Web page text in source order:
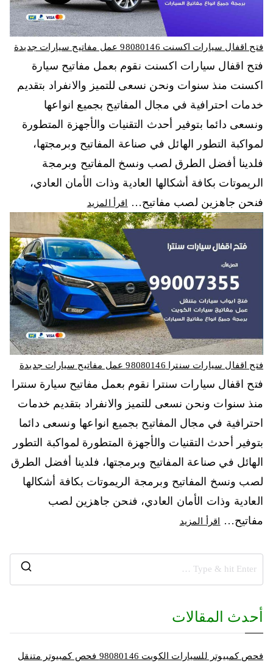
فتح اقفال سيارات اكسنت 98080146‬ عمل مفاتيح سيارات جديدة
فتح اقفال سيارات اكسنت نقوم بعمل مفاتيح سيارة
اكسنت منذ سنوات ونحن نسعى للتميز والانفراد بتقديم
خدمات احترافية في مجال المفاتيح بجميع انواعها
ونسعى دائما بتوفير أحدث التقنيات والأجهزة المتطورة
لمواكبة التطور الهائل في صناعة المفاتيح وبرمجتها،
فلدينا أفضل الطرق لصب ونسخ المفاتيح وبرمجة
الريموتات بكافة أشكالها العادية وذات الأمان العادي،
فنحن جاهزين لصب مفاتيح…
اقرأ المزيد
فتح اقفال سيارات سنترا 98080146‬ عمل مفاتيح سيارات جديدة
فتح اقفال سيارات سنترا نقوم بعمل مفاتيح سيارة سنترا
منذ سنوات ونحن نسعى للتميز والانفراد بتقديم خدمات
احترافية في مجال المفاتيح بجميع انواعها ونسعى دائما
بتوفير أحدث التقنيات والأجهزة المتطورة لمواكبة التطور
الهائل في صناعة المفاتيح وبرمجتها، فلدينا أفضل الطرق
لصب ونسخ المفاتيح وبرمجة الريموتات بكافة أشكالها
العادية وذات الأمان العادي، فنحن جاهزين لصب
مفاتيح…
اقرأ المزيد
أحدث المقالات
فحص كمبيوتر للسيارات الكويت 98080146‬ فحص كمبيوتر متنقل